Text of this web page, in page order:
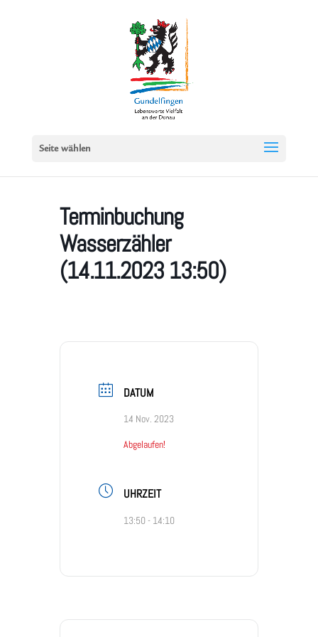
Seite wählen
Terminbuchung
Wasserzähler
(14.11.2023 13:50)
DATUM
14 Nov. 2023
Abgelaufen!
UHRZEIT
13:50 - 14:10